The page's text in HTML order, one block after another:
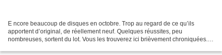
E ncore beaucoup de disques en octobre. Trop au regard de ce qu’ils
apportent d’original, de réellement neuf. Quelques réussites, peu
nombreuses, sortent du lot. Vous les trouverez ici brièvement chroniquées.